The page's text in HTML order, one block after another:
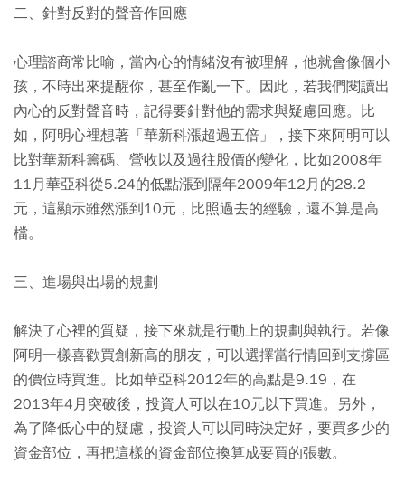
二、針對反對的聲音作回應
心理諮商常比喻，當內心的情緒沒有被理解，他就會像個小
孩，不時出來提醒你，甚至作亂一下。因此，若我們閱讀出
內心的反對聲音時，記得要針對他的需求與疑慮回應。比
如，阿明心裡想著「華新科漲超過五倍」，接下來阿明可以
比對華新科籌碼、營收以及過往股價的變化，比如2008年
11月華亞科從5.24的低點漲到隔年2009年12月的28.2
元，這顯示雖然漲到10元，比照過去的經驗，還不算是高
檔。
三、進場與出場的規劃
解決了心裡的質疑，接下來就是行動上的規劃與執行。若像
阿明一樣喜歡買創新高的朋友，可以選擇當行情回到支撐區
的價位時買進。比如華亞科2012年的高點是9.19，在
2013年4月突破後，投資人可以在10元以下買進。另外，
為了降低心中的疑慮，投資人可以同時決定好，要買多少的
資金部位，再把這樣的資金部位換算成要買的張數。